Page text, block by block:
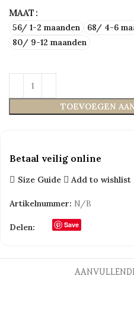
MAAT
56/ 1-2 maanden 68/ 4-6
80/ 9-12 maanden
TOEVOEGEN
Betaal veilig online
Size Guide Add to wishlist
Artikelnummer: N/B
Delen: Save